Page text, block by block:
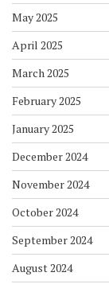
May 2025
April 2025
March 2025
February 2025
January 2025
December 2024
November 2024
October 2024
September 2024
August 2024